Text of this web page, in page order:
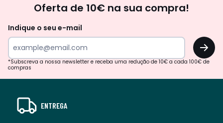
Oferta de 10€ na sua compra!
Indique o seu e-mail
OK
*Subscreva a nossa newsletter e receba uma redução de 10€ a cada 100€ de
compras
ENTREGA